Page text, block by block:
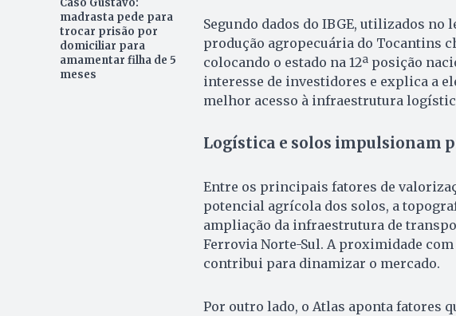
Caso Gustavo:
madrasta pede para
trocar prisão por
domiciliar para
amamentar filha de 5
meses
Segundo dados do IBGE, utilizados
produção agropecuária do Tocantins
colocando o estado na 12ª posição
interesse de investidores e explica a
melhor acesso à infraestrutura
Logística e solos impulsionam
Entre os principais fatores de
potencial agrícola dos solos, a
ampliação da infraestrutura de
Ferrovia Norte-Sul. A proximidade
contribui para dinamizar o mercado.
Por outro lado, o Atlas aponta fatores